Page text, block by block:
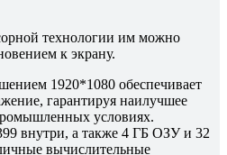
технологии им можно
к экрану.
1920*1080 обеспечивает
гарантируя наилучшее
условиях.
внутри, а также 4 ГБ ОЗУ и 32
вычислительные